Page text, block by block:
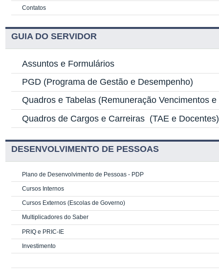
Contatos
GUIA DO SERVIDOR
Assuntos e Formulários
PGD (Programa de Gestão e Desempenho)
Quadros e Tabelas (Remuneração Vencimentos
Quadros de Cargos e Carreiras (TAE e Docentes)
DESENVOLVIMENTO DE PESSOAS
Plano de Desenvolvimento de Pessoas - PDP
Cursos Internos
Cursos Externos (Escolas de Governo)
Multiplicadores do Saber
PRIQ e PRIC-IE
Investimento